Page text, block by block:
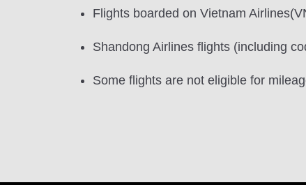
Flights boarded on Vietnam
Shandong Airlines flights (including
Some flights are not eligible for